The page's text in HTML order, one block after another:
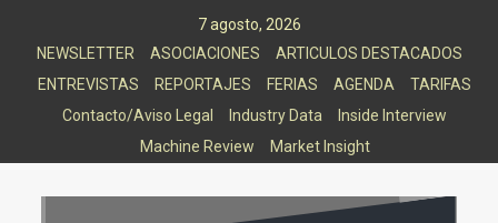
7 agosto, 2026
NEWSLETTER
ASOCIACIONES
ARTICULOS DESTACADOS
ENTREVISTAS
REPORTAJES FERIAS AGENDA
TARIFAS
Contacto/Aviso Legal
Industry Data
Inside Interview
Machine Review
Market Insight